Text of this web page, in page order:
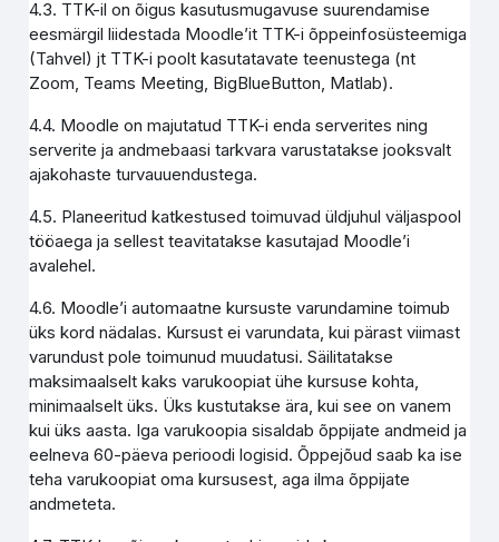
4.3. TTK-il on õigus kasutusmugavuse suurendamise
eesmärgil liidestada Moodle’it TTK-i õppeinfosüsteemiga
(Tahvel) jt TTK-i poolt kasutatavate teenustega (nt
Zoom, Teams Meeting, BigBlueButton, Matlab).
4.4. Moodle on majutatud TTK-i enda serverites ning
serverite ja andmebaasi tarkvara varustatakse jooksvalt
ajakohaste turvauuendustega.
4.5. Planeeritud katkestused toimuvad üldjuhul väljaspool
tööaega ja sellest teavitatakse kasutajad Moodle’i
avalehel.
4.6. Moodle’i automaatne kursuste varundamine toimub
üks kord nädalas. Kursust ei varundata, kui pärast viimast
varundust pole toimunud muudatusi. Säilitatakse
maksimaalselt kaks varukoopiat ühe kursuse kohta,
minimaalselt üks. Üks kustutakse ära, kui see on vanem
kui üks aasta. Iga varukoopia sisaldab õppijate andmeid ja
eelneva 60-päeva perioodi logisid. Õppejõud saab ka ise
teha varukoopiat oma kursusest, aga ilma õppijate
andmeteta.